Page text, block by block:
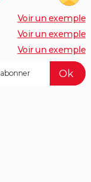
Voir un exemple
Voir un exemple
Voir un exemple